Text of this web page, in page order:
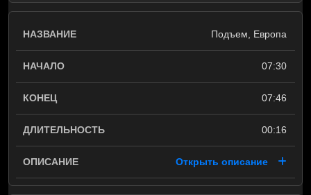
Подъем, Европа
07:30
07:46
00:16
Открыть описание